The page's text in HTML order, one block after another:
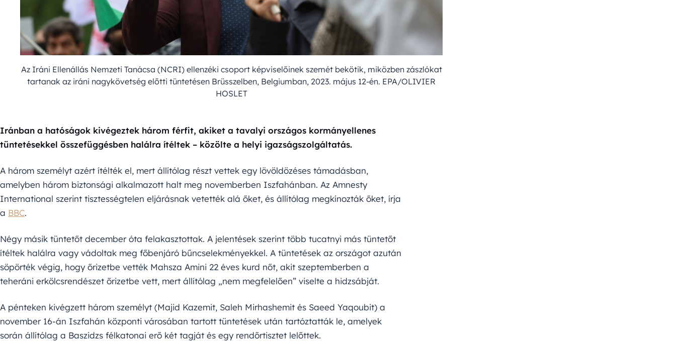
Az Iráni Ellenállás Nemzeti Tanácsa (NCRI) ellenzéki csoport képviselőinek szemét bekötik, miközben zászlókat
tartanak az iráni nagykövetség előtti tüntetésen Brüsszelben, Belgiumban, 2023. május 12-én. EPA/OLIVIER
HOSLET
Iránban a hatóságok kivégeztek három férfit, akiket a tavalyi országos kormányellenes
tüntetésekkel összefüggésben halálra ítéltek – közölte a helyi igazságszolgáltatás.
A három személyt azért ítélték el, mert állítólag részt vettek egy lövöldözéses támadásban,
amelyben három biztonsági alkalmazott halt meg novemberben Iszfahánban. Az Amnesty
International szerint tisztességtelen eljárásnak vetették alá őket, és állítólag megkínozták őket, írja
a BBC.
Négy másik tüntetőt december óta felakasztottak. A jelentések szerint több tucatnyi más tüntetőt
ítéltek halálra vagy vádoltak meg főbenjáró bűncselekményekkel. A tüntetések az országot azután
söpörték végig, hogy őrizetbe vették Mahsza Amini 22 éves kurd nőt, akit szeptemberben a
teheráni erkölcsrendészet őrizetbe vett, mert állítólag „nem megfelelően” viselte a hidzsábját.
A pénteken kivégzett három személyt (Majid Kazemit, Saleh Mirhashemit és Saeed Yaqoubit) a
november 16-án Iszfahán központi városában tartott tüntetések után tartóztatták le, amelyek
során állítólag a Baszidzs félkatonai erő két tagját és egy rendőrtisztet lelőttek.